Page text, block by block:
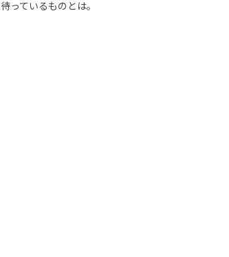
っているものとは。